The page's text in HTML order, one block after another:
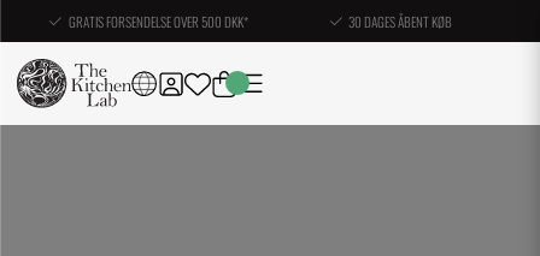
GRATIS FORSENDELSE OVER 500 DKK* 30 DAGES ÅBENT KØB